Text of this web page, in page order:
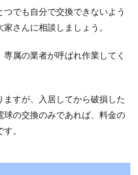
時期...
つでも自分で交換できないよう
さんに相談しましょう。
属の業者が呼ばれ作業してく
すが、入居してから破損した
球の交換のみであれば、料金の
。